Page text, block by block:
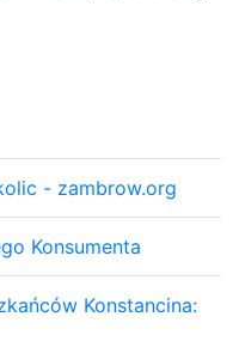
- zambrow.org
Konsumenta
Konstancina: